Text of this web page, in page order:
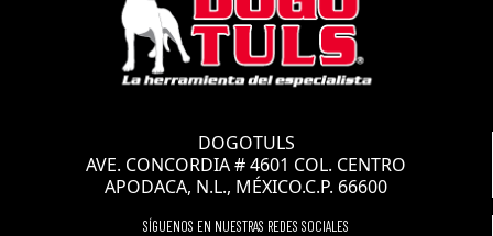
DOGOTULS
AVE. CONCORDIA # 4601 COL. CENTRO
APODACA, N.L., MÉXICO.C.P. 66600
SÍGUENOS EN NUESTRAS REDES SOCIALES